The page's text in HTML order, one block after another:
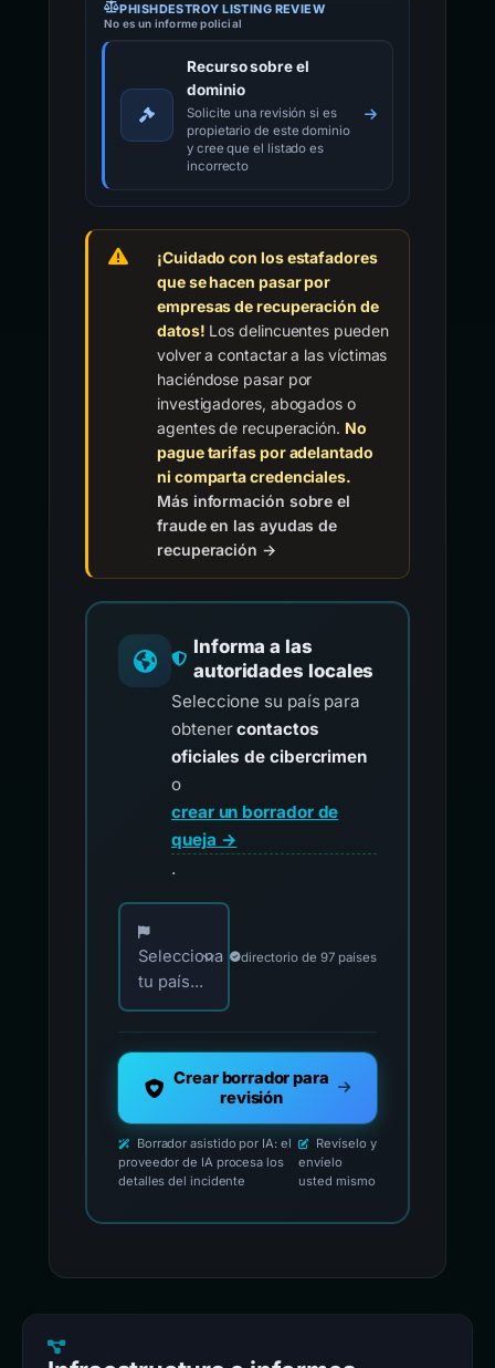
PHISHDESTROY LISTING REVIEW
No es un informe policial
Recurso sobre el
dominio
Solicite una revisión si es
propietario de este dominio
y cree que el listado es
incorrecto
¡Cuidado con los estafadores
que se hacen pasar por
empresas de recuperación de
datos! Los delincuentes pueden
volver a contactar a las víctimas
haciéndose pasar por
investigadores, abogados o
agentes de recuperación. No
pague tarifas por adelantado
ni comparta credenciales.
Más información sobre el
fraude en las ayudas de
recuperación →
Informa a las
autoridades locales
Seleccione su país para
obtenercontactos
oficiales de cibercrimen
o
crear un borrador de
queja →
.
Elija su país para los contactos oficiales de
Selecciona
tu país...
directorio de 97 países
Crear borrador para
revisión
Borrador asistido por IA: el
proveedor de IA procesa los
detalles del incidente
Revíselo y
envíelo
usted mismo